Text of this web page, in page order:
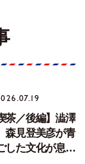
茶／後編】澁澤
森見登美彦が青
した文化が息づ